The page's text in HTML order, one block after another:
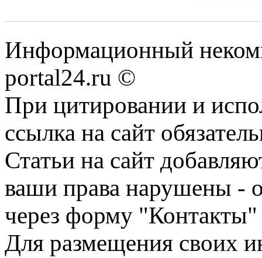
Информационный
portal24.ru ©
При цитировании и
ссылка на сайт
Статьи на сайт
ваши права нарушены -
через форму "Контакты"
Для размещения своих